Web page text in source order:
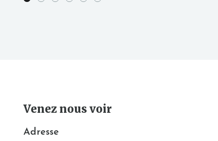
Venez nous voir
Adresse